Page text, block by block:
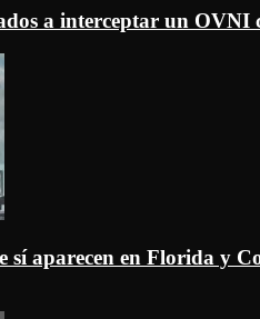
a interceptar un OVNI
sí aparecen en Florida y